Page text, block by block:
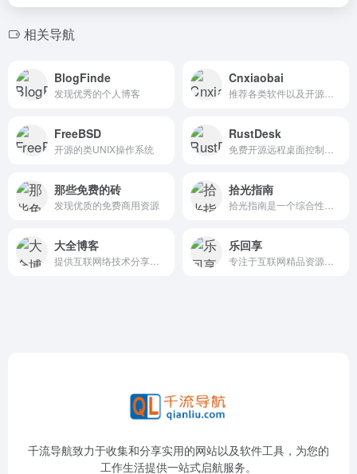
相关导航
BlogFinde
发现优秀的个人博客
Cnxiaobai
FreeBSD
开源的类UNIX操作系统
RustDesk
那些免费的砖
发现优质的免费商用资源
拾光指南
大全博客 乐回享
千流导航致力于收集和分享实用的网站以及软件工具，为您的
工作生活提供一站式启航服务。